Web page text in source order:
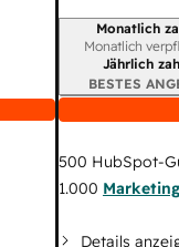
Monatlich
Monatlich
Jährlich
BESTES
500 HubSpot-
1.000
Details